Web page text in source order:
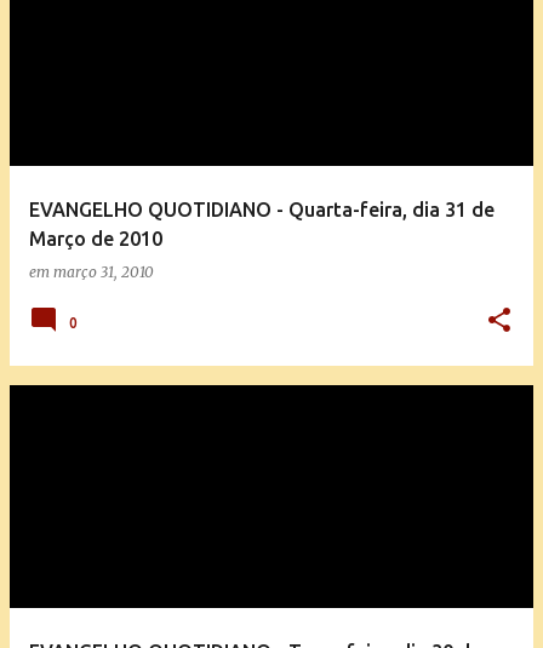
EVANGELHO QUOTIDIANO - Quarta-feira, dia 31 de
Março de 2010
em março 31, 2010
0